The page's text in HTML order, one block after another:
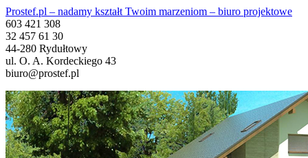
Prostef.pl – nadamy kształt Twoim marzeniom – biuro projektowe
603 421 308
32 457 61 30
44-280 Rydułtowy
ul. O. A. Kordeckiego 43
biuro@prostef.pl